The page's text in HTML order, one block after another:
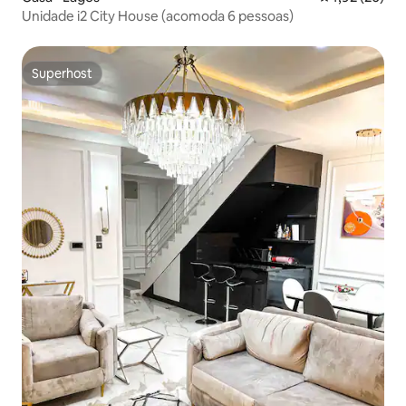
Unidade i2 City House (acomoda 6 pessoas)
Superhost
Superhost